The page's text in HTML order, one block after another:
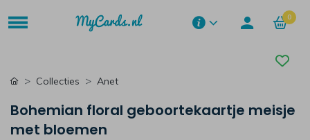
0
Collecties Anet
Bohemian floral geboortekaartje meisje
met bloemen